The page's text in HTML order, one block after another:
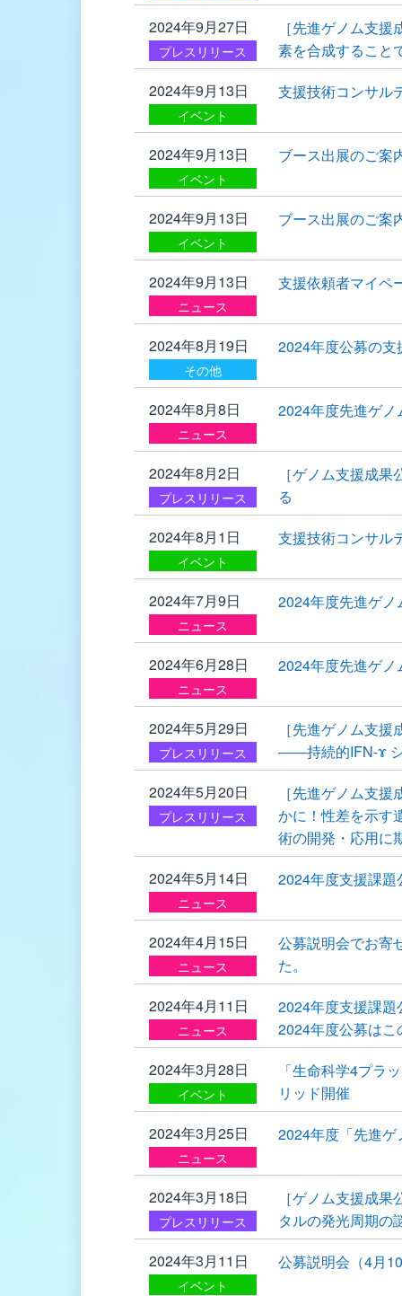
2024年9月27日
プレスリリース
［先進ゲノム支
素を合成すること
2024年9月13日
イベント
支援技術コンサル
2024年9月13日
イベント
ブース出展のご案
2024年9月13日
イベント
ブース出展のご案
2024年9月13日
ニュース
支援依頼者マイペ
2024年8月19日
その他
2024年度公募の
2024年8月8日
ニュース
2024年度先進ゲ
2024年8月2日
プレスリリース
［ゲノム支援成
る
2024年8月1日
イベント
支援技術コンサル
2024年7月9日
ニュース
2024年度先進ゲ
2024年6月28日
ニュース
2024年度先進ゲ
2024年5月29日
プレスリリース
［先進ゲノム支
――持続的IFN-ɤ
2024年5月20日
プレスリリース
［先進ゲノム支
かに！性差を示す
術の開発・応用に
2024年5月14日
ニュース
2024年度支援課
2024年4月15日
ニュース
公募説明会でお寄
た。
2024年4月11日
ニュース
2024年度支援課
2024年度公募は
2024年3月28日
イベント
「生命科学4プラ
リッド開催
2024年3月25日
ニュース
2024年度「先進
2024年3月18日
プレスリリース
［ゲノム支援成
タルの発光周期の
2024年3月11日
イベント
公募説明会（4月